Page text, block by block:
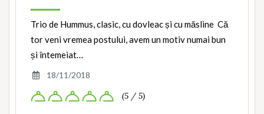
Trio de Hummus, clasic, cu dovleac și cu măsline Că
tor veni vremea postului, avem un motiv numai bun
și întemeiat…
18/11/2018
(5 / 5)